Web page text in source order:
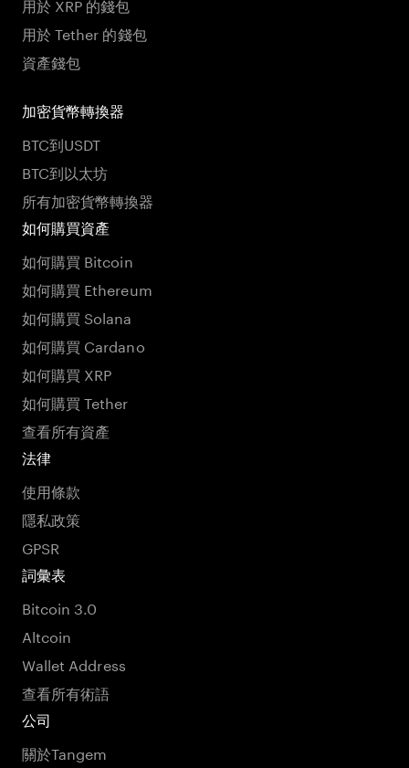
用於 Tether 的錢包
資產錢包
加密貨幣轉換器
BTC到USDT
BTC到以太坊
所有加密貨幣轉換器
如何購買資產
如何購買 Bitcoin
如何購買 Ethereum
如何購買 Solana
如何購買 Cardano
如何購買 XRP
如何購買 Tether
查看所有資產
法律
使用條款
隱私政策
GPSR
詞彙表
Bitcoin 3.0
Altcoin
Wallet Address
查看所有術語
公司
關於Tangem